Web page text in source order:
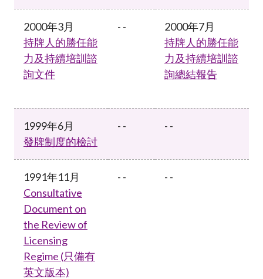
2000年3月
持牌人的勝任能
力及持續培訓諮
詢文件
- -
2000年7月
持牌人的勝任能
力及持續培訓諮
詢總結報告
1999年6月
發牌制度的檢討
- - - -
1991年11月
Consultative
Document on
the Review of
Licensing
Regime (只備有
英文版本)
- - - -